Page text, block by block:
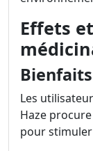
Effets
Les
Haze
pour stimuler